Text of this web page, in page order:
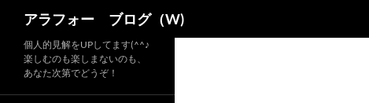
アラフォー ブログ（W)
個人的見解をUPしてます(^^♪
楽しむのも楽しまないのも、
あなた次第でどうぞ！